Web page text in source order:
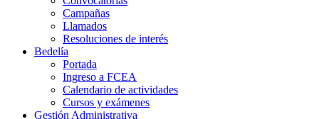
Campañas
Llamados
Resoluciones de interés
Bedelía
Portada
Ingreso a FCEA
Calendario de actividades
Cursos y exámenes
Gestión Administrativa